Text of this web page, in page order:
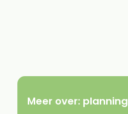
Meer over: planning